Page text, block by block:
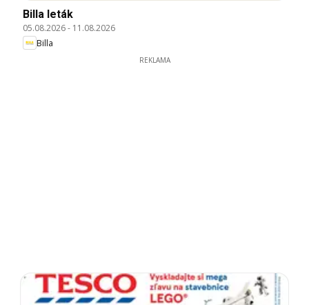
Billa leták
05.08.2026- 11.08.2026
Billa
REKLAMA